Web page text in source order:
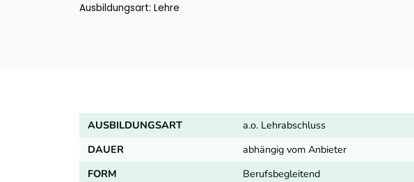
Ausbildungsart: Lehre
AUSBILDUNGSART
a.o. Lehrabschluss
DAUER
abhängig vom Anbieter
FORM
Berufsbegleitend